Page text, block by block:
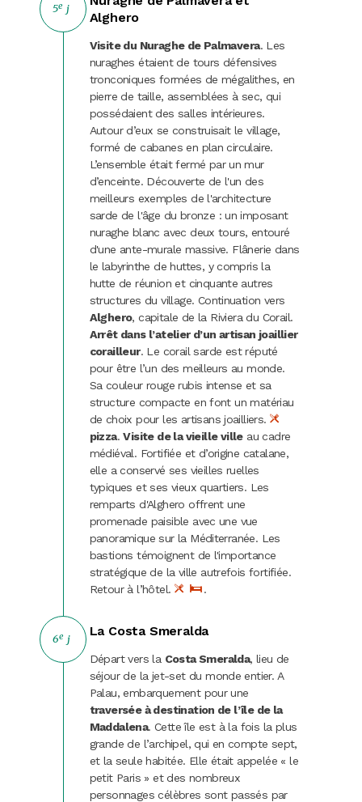
5e j
Alghero
Visite du Nuraghe de Palmavera. Les
nuraghes étaient de tours défensives
tronconiques formées de mégalithes, en
pierre de taille, assemblées à sec, qui
possédaient des salles intérieures.
Autour d’eux se construisait le village,
formé de cabanes en plan circulaire.
L’ensemble était fermé par un mur
d’enceinte. Découverte de l'un des
meilleurs exemples de l'architecture
sarde de l'âge du bronze : un imposant
nuraghe blanc avec deux tours, entouré
d'une ante-murale massive. Flânerie dans
le labyrinthe de huttes, y compris la
hutte de réunion et cinquante autres
structures du village. Continuation vers
Alghero, capitale de la Riviera du Corail.
Arrêt dans l’atelier d’un artisan joaillier
corailleur. Le corail sarde est réputé
pour être l’un des meilleurs au monde.
Sa couleur rouge rubis intense et sa
structure compacte en font un matériau
de choix pour les artisans joailliers.
pizza.Visite de la vieille villeau cadre
médiéval. Fortifiée et d’origine catalane,
elle a conservé ses vieilles ruelles
typiques et ses vieux quartiers. Les
remparts d'Alghero offrent une
promenade paisible avec une vue
panoramique sur la Méditerranée. Les
bastions témoignent de l'importance
stratégique de la ville autrefois fortifiée.
Retour à l’hôtel.
.
6e j
La Costa Smeralda
Départ vers la Costa Smeralda, lieu de
séjour de la jet-set du monde entier. A
Palau, embarquement pour une
traversée à destination de l’île de la
Maddalena. Cette île est à la fois la plus
grande de l’archipel, qui en compte sept,
et la seule habitée. Elle était appelée « le
petit Paris » et des nombreux
personnages célèbres sont passés par